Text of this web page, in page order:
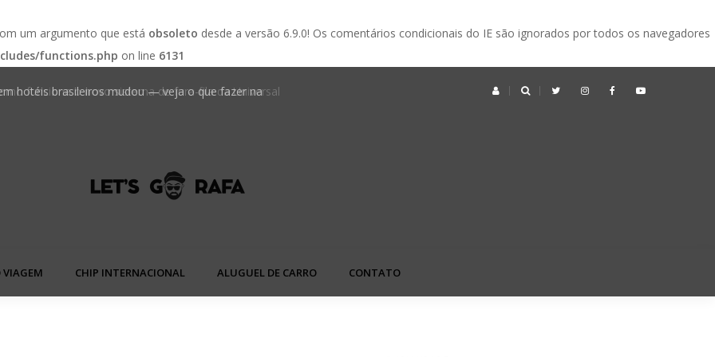
um argumento que está obsoleto desde a versão 6.9.0! Os comentários condicionais do IE são ignorados por todos os navegadores
functions.php on line 6131
hotéis brasileiros mudou — veja o que fazer na
Golden Week no Japão: o que é, quando acontece e vale a pena visitar?
VIAGEM CHIP INTERNACIONAL ALUGUEL DE CARRO CONTATO